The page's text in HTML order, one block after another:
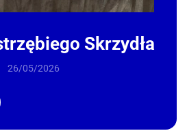
Skrzydła
26/05/2026